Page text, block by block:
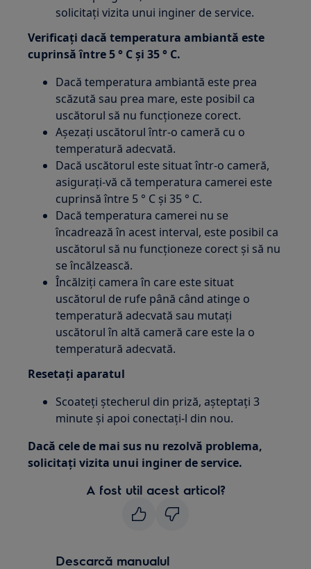
solicitați vizita unui inginer de service.
Verificați dacă temperatura ambiantă este
cuprinsă între 5 ° C și 35 ° C.
Dacă temperatura ambiantă este prea
scăzută sau prea mare, este posibil ca
uscătorul să nu funcționeze corect.
Așezați uscătorul într-o cameră cu o
temperatură adecvată.
Dacă uscătorul este situat într-o cameră,
asigurați-vă că temperatura camerei este
cuprinsă între 5 ° C și 35 ° C.
Dacă temperatura camerei nu se
încadrează în acest interval, este posibil ca
uscătorul să nu funcționeze corect și să nu
se încălzească.
Încălziți camera în care este situat
uscătorul de rufe până când atinge o
temperatură adecvată sau mutați
uscătorul în altă cameră care este la o
temperatură adecvată.
Resetați aparatul
Scoateți ștecherul din priză, așteptați 3
minute și apoi conectați-l din nou.
Dacă cele de mai sus nu rezolvă problema,
solicitați vizita unui inginer de service.
A fost util acest articol?
Descarcă manualul